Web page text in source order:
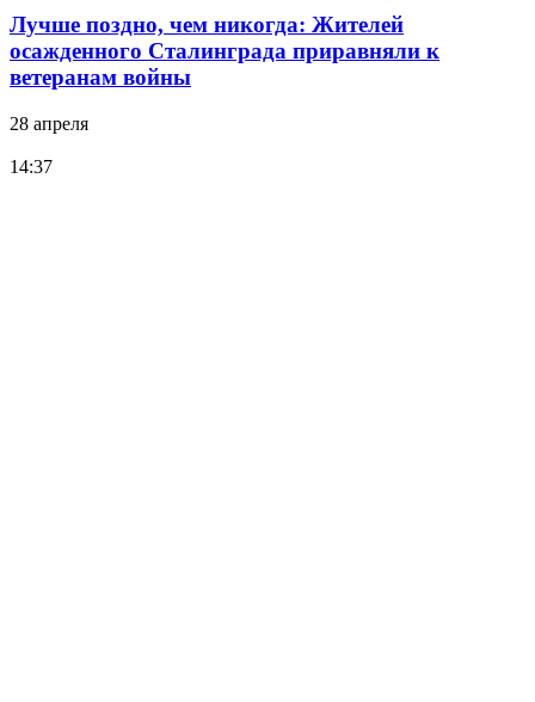
Лучше поздно, чем никогда: Жителей
осажденного Сталинграда приравняли к
ветеранам войны
28 апреля
14:37